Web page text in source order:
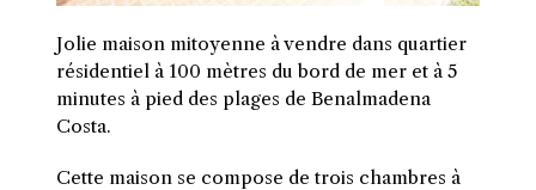
Jolie maison mitoyenne à vendre dans quartier
résidentiel à 100 mètres du bord de mer et à 5
minutes à pied des plages de Benalmadena
Costa.
Cette maison se compose de trois chambres à